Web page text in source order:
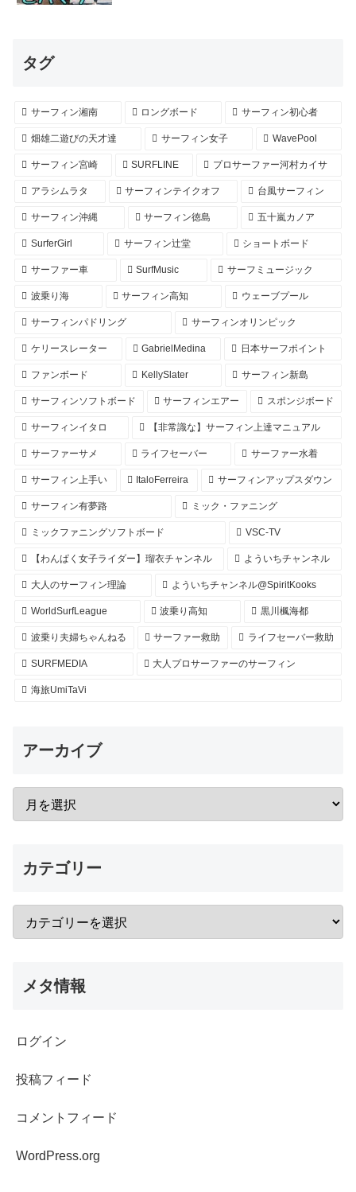
タグ
サーフィン湘南 ロングボード サーフィン初心者
畑雄二遊びの天才達 サーフィン女子 WavePool
サーフィン宮崎 SURFLINE プロサーファー河村カイサ
アラシムラタ サーフィンテイクオフ 台風サーフィン
サーフィン沖縄 サーフィン徳島 五十嵐カノア
SurferGirl サーフィン辻堂 ショートボード
サーファー車 SurfMusic サーフミュージック
波乗り海 サーフィン高知 ウェーブプール
サーフィンパドリング サーフィンオリンピック
ケリースレーター GabrielMedina 日本サーフポイント
ファンボード KellySlater サーフィン新島
サーフィンソフトボード サーフィンエアー スポンジボード
サーフィンイタロ 【非常識な】サーフィン上達マニュアル
サーファーサメ ライフセーバー サーファー水着
サーフィン上手い ItaloFerreira サーフィンアップスダウン
サーフィン有夢路 ミック・ファニング
ミックファニングソフトボード VSC-TV
【わんぱく女子ライダー】瑠衣チャンネル よういちチャンネル
大人のサーフィン理論 よういちチャンネル@SpiritKooks
WorldSurfLeague 波乗り高知 黒川楓海都
波乗り夫婦ちゃんねる サーファー救助 ライフセーバー救助
SURFMEDIA 大人プロサーファーのサーフィン
海旅UmiTaVi
アーカイブ
カテゴリー
メタ情報
ログイン
投稿フィード
コメントフィード
WordPress.org